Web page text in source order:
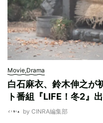
Movie,Drama
白石麻衣、鈴木伸之が
ト番組『LIFE！冬2』
by CINRA編集部